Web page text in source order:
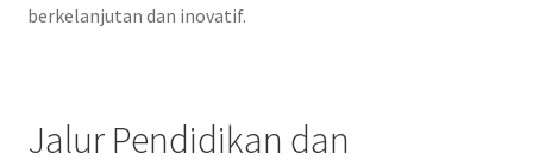
berkelanjutan dan inovatif.
Jalur Pendidikan dan